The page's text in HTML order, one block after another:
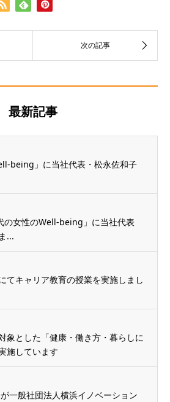
最新記事
being」に当社代表・松永佐和子
の女性のWell-being」に当社代表
...
てキャリア教育の授業を実施しまし
象とした「健康・働き方・暮らしに
施しています
一般社団法人横浜イノベーション